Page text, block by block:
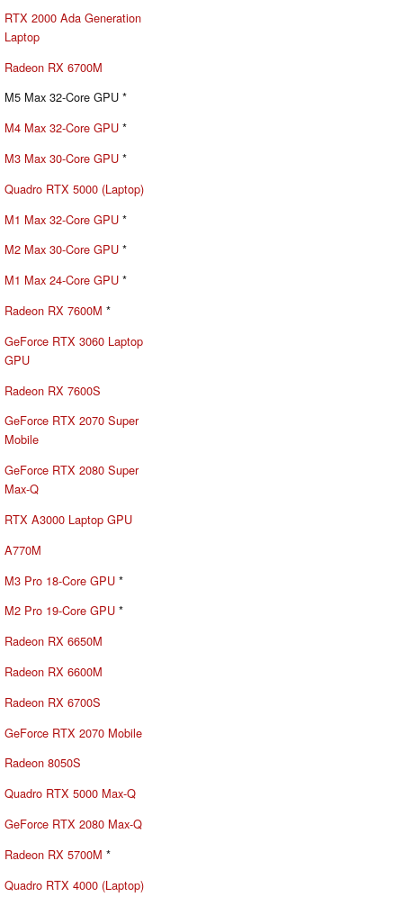
RTX 2000 Ada Generation
Laptop
Radeon RX 6700M
M5 Max 32-Core GPU *
M4 Max 32-Core GPU *
M3 Max 30-Core GPU *
Quadro RTX 5000 (Laptop)
M1 Max 32-Core GPU *
M2 Max 30-Core GPU *
M1 Max 24-Core GPU *
Radeon RX 7600M *
GeForce RTX 3060 Laptop
GPU
Radeon RX 7600S
GeForce RTX 2070 Super
Mobile
GeForce RTX 2080 Super
Max-Q
RTX A3000 Laptop GPU
A770M
M3 Pro 18-Core GPU *
M2 Pro 19-Core GPU *
Radeon RX 6650M
Radeon RX 6600M
Radeon RX 6700S
GeForce RTX 2070 Mobile
Radeon 8050S
Quadro RTX 5000 Max-Q
GeForce RTX 2080 Max-Q
Radeon RX 5700M *
Quadro RTX 4000 (Laptop)